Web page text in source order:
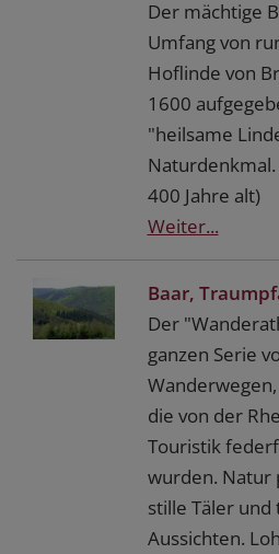
Der mächtige
Umfang von
Hoflinde von
1600
"heilsame
400 Jahre alt)
Weiter...
Baar,
Der
ganzen Serie
die von der
Touristik
wurden. Natur
stille Täler
Aussichten.